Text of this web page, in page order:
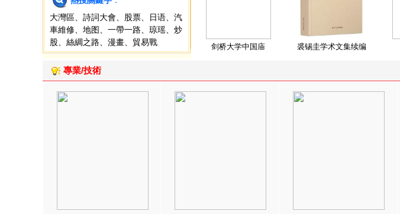
大灣區
詩詞大會 股票 日语
汽
車維修
地图 一帶一路 琼瑶
炒
股
絲綢之路 漫畫 貿易戰 剑桥大学中国庙 裘锡圭学术文集续编
專業/技術